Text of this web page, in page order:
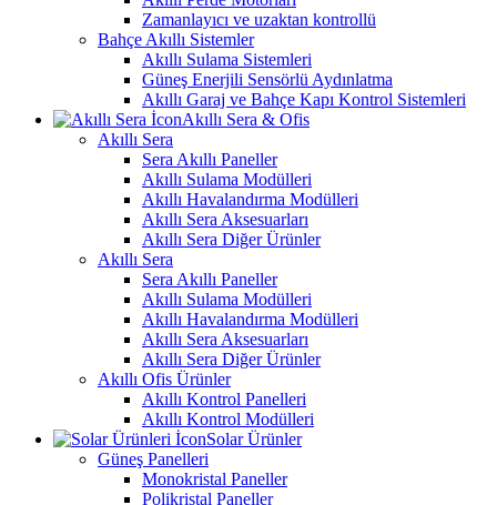
Zamanlayıcı ve uzaktan kontrollü
Bahçe Akıllı Sistemler
Akıllı Sulama Sistemleri
Güneş Enerjili Sensörlü Aydınlatma
Akıllı Garaj ve Bahçe Kapı Kontrol Sistemleri
Akıllı Sera & Ofis
Akıllı Sera
Sera Akıllı Paneller
Akıllı Sulama Modülleri
Akıllı Havalandırma Modülleri
Akıllı Sera Aksesuarları
Akıllı Sera Diğer Ürünler
Akıllı Sera
Sera Akıllı Paneller
Akıllı Sulama Modülleri
Akıllı Havalandırma Modülleri
Akıllı Sera Aksesuarları
Akıllı Sera Diğer Ürünler
Akıllı Ofis Ürünler
Akıllı Kontrol Panelleri
Akıllı Kontrol Modülleri
Solar Ürünler
Güneş Panelleri
Monokristal Paneller
Polikristal Paneller